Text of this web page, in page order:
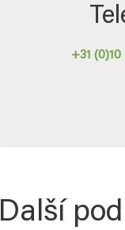
+31 (0)10
Další